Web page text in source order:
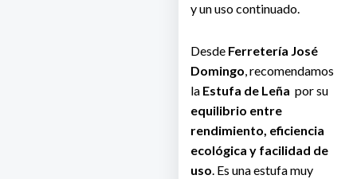
y un uso continuado.
Desde Ferretería José
Domingo, recomendamos
la Estufa de Leña por su
equilibrio entre
rendimiento, eficiencia
ecológica y facilidad de
uso. Es una estufa muy